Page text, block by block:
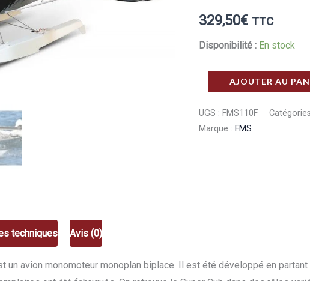
329,50€ TTC
Disponibilité : En stock
quantité
de
FMS
Avion
system
AJOUTER AU
UGS : FMS110F
Marque : FMS
techniques Avis (0)
un avion monomoteur monoplan biplace. Il est été développé en